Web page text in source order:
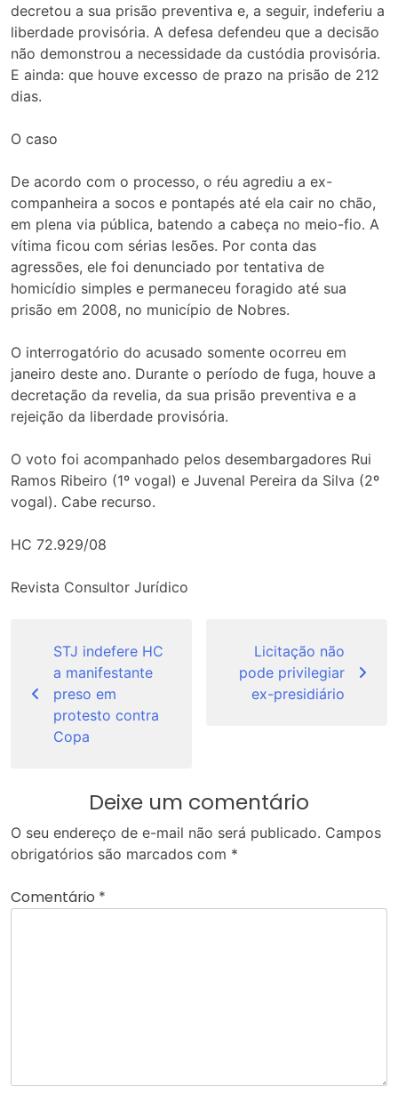
decretou a sua prisão preventiva e, a seguir, indeferiu a
liberdade provisória. A defesa defendeu que a decisão
não demonstrou a necessidade da custódia provisória.
E ainda: que houve excesso de prazo na prisão de 212
dias.
O caso
De acordo com o processo, o réu agrediu a ex-
companheira a socos e pontapés até ela cair no chão,
em plena via pública, batendo a cabeça no meio-fio. A
vítima ficou com sérias lesões. Por conta das
agressões, ele foi denunciado por tentativa de
homicídio simples e permaneceu foragido até sua
prisão em 2008, no município de Nobres.
O interrogatório do acusado somente ocorreu em
janeiro deste ano. Durante o período de fuga, houve a
decretação da revelia, da sua prisão preventiva e a
rejeição da liberdade provisória.
O voto foi acompanhado pelos desembargadores Rui
Ramos Ribeiro (1º vogal) e Juvenal Pereira da Silva (2º
vogal). Cabe recurso.
HC 72.929/08
Revista Consultor Jurídico
Post
STJ indefere HC
a manifestante
preso em
protesto contra
Copa
Licitação não
pode privilegiar
ex-presidiário
Deixe um comentário
O seu endereço de e-mail não será publicado. Campos
obrigatórios são marcados com *
Comentário *